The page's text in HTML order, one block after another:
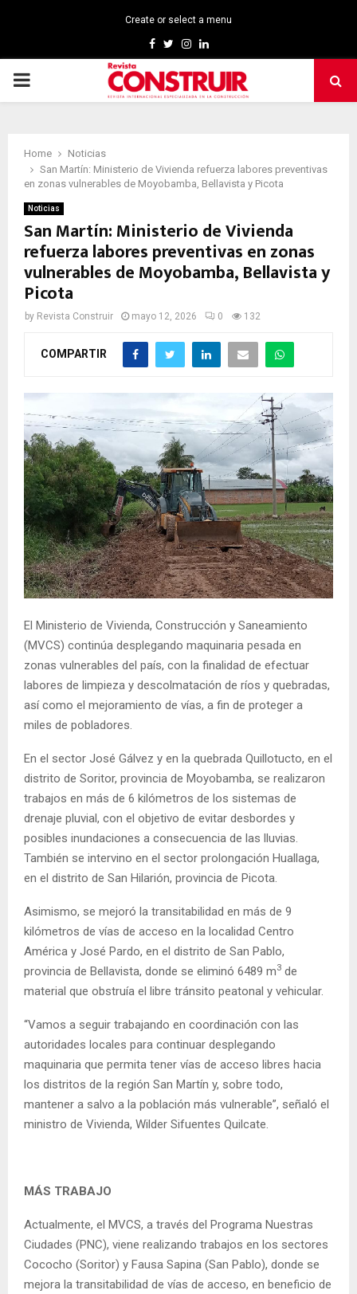
Create or select a menu
Facebook
TwitterInstagram
Linkedin
PRIMARY
Home
Noticias
San Martín: Ministerio de Vivienda refuerza labores preventivas
en zonas vulnerables de Moyobamba, Bellavista y Picota
Noticias
San Martín: Ministerio de Vivienda
refuerza labores preventivas en zonas
vulnerables de Moyobamba, Bellavista y
Picota
by Revista Construir mayo 12, 2026 0 132
COMPARTIR
El Ministerio de Vivienda, Construcción y Saneamiento
(MVCS) continúa desplegando maquinaria pesada en
zonas vulnerables del país, con la finalidad de efectuar
labores de limpieza y descolmatación de ríos y quebradas,
así como el mejoramiento de vías, a fin de proteger a
miles de pobladores.
En el sector José Gálvez y en la quebrada Quillotucto, en el
distrito de Soritor, provincia de Moyobamba, se realizaron
trabajos en más de 6 kilómetros de los sistemas de
drenaje pluvial, con el objetivo de evitar desbordes y
posibles inundaciones a consecuencia de las lluvias.
También se intervino en el sector prolongación Huallaga,
en el distrito de San Hilarión, provincia de Picota.
Asimismo, se mejoró la transitabilidad en más de 9
kilómetros de vías de acceso en la localidad Centro
América y José Pardo, en el distrito de San Pablo,
provincia de Bellavista, donde se eliminó 6489 m3 de
material que obstruía el libre tránsito peatonal y vehicular.
“Vamos a seguir trabajando en coordinación con las
autoridades locales para continuar desplegando
maquinaria que permita tener vías de acceso libres hacia
los distritos de la región San Martín y, sobre todo,
mantener a salvo a la población más vulnerable”, señaló el
ministro de Vivienda, Wilder Sifuentes Quilcate.
MÁS TRABAJO
Actualmente, el MVCS, a través del Programa Nuestras
Ciudades (PNC), viene realizando trabajos en los sectores
Cococho (Soritor) y Fausa Sapina (San Pablo), donde se
mejora la transitabilidad de vías de acceso, en beneficio de